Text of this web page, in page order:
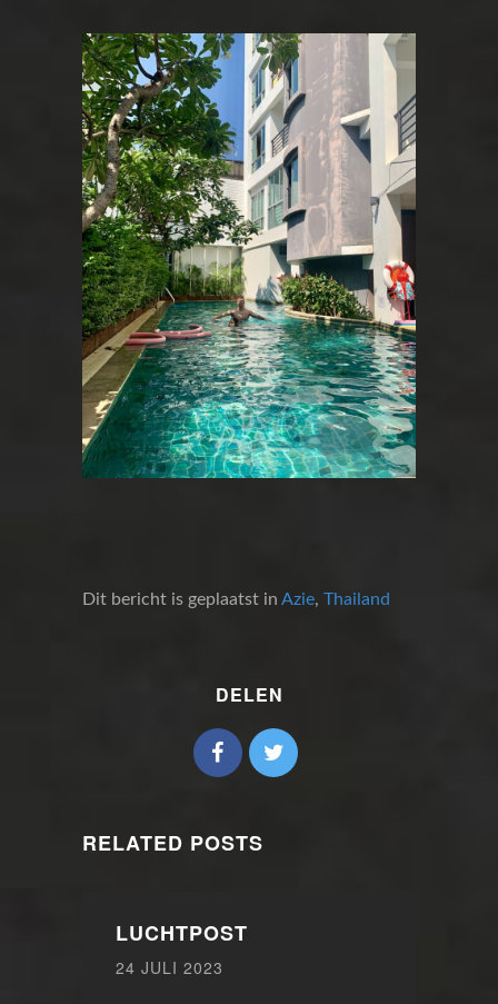
Dit bericht is geplaatst in Azie, Thailand
DELEN
RELATED POSTS
LUCHTPOST
24 JULI 2023